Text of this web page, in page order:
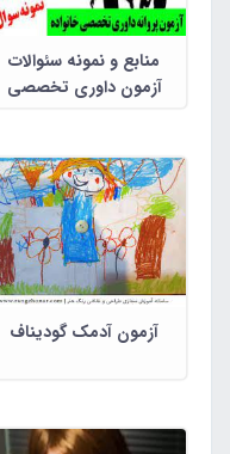
منابع و نمونه سئوالات
آزمون داوری تخصصی
آزمون آدمک گودیناف